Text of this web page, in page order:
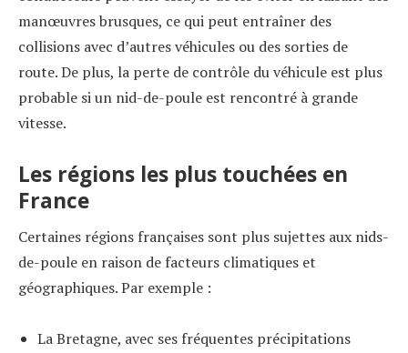
manœuvres brusques, ce qui peut entraîner des
collisions avec d’autres véhicules ou des sorties de
route. De plus, la perte de contrôle du véhicule est plus
probable si un nid-de-poule est rencontré à grande
vitesse.
Les régions les plus touchées en
France
Certaines régions françaises sont plus sujettes aux nids-
de-poule en raison de facteurs climatiques et
géographiques. Par exemple :
La Bretagne, avec ses fréquentes précipitations